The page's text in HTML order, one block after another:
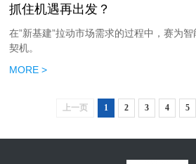
抓住机遇再出发？
在”新基建”拉动市场需求的过程中，赛为
契机。
MORE >
上一页 1 2 3 4 5